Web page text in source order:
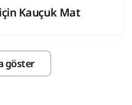
Kauçuk Mat
göster